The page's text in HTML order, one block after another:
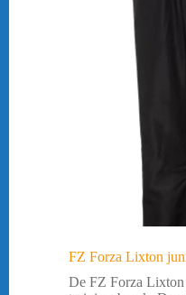
FZ Forza Lixton
De FZ Forza